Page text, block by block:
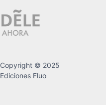
Copyright © 2025
Ediciones Fluo